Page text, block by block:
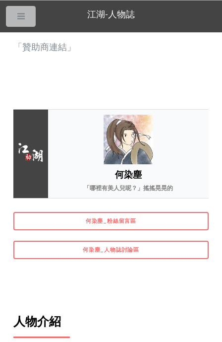
江湖-人物誌
「贊助商連結」
何染塵
「哪裡有美人兒呢？」搖搖晃晃的
何染塵_粉絲留言區
何染塵_人物誌討論區
人物介紹